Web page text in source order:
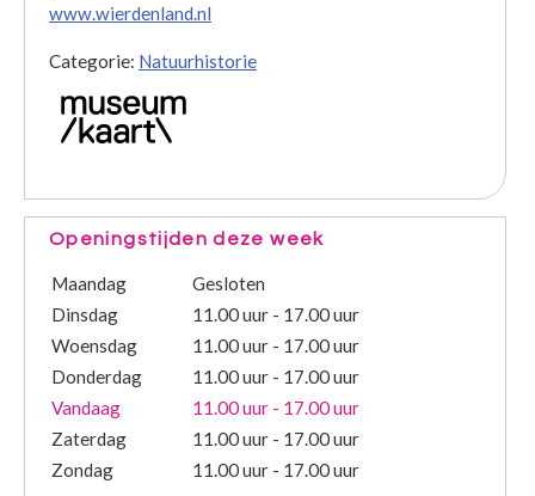
www.wierdenland.nl
Categorie: Natuurhistorie
Openingstijden deze week
Maandag
Gesloten
Dinsdag
11.00 uur - 17.00 uur
Woensdag
11.00 uur - 17.00 uur
Donderdag
11.00 uur - 17.00 uur
Vandaag
11.00 uur - 17.00 uur
Zaterdag
11.00 uur - 17.00 uur
Zondag
11.00 uur - 17.00 uur